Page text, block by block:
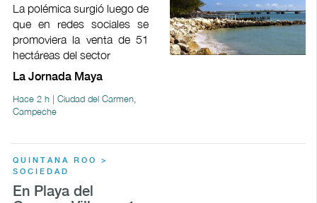
La polémica surgió luego de
que en redes sociales se
promoviera la venta de 51
hectáreas del sector
La Jornada Maya
Hace 2 h | Ciudad del Carmen,
Campeche
QUINTANA ROO >
SOCIEDAD
En Playa del